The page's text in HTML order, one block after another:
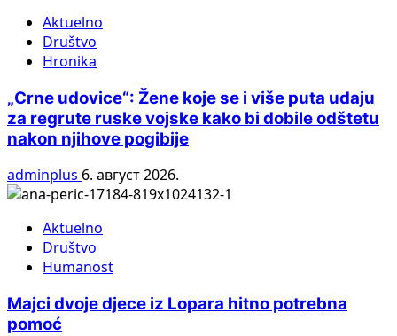
Aktuelno
Društvo
Hronika
„Crne udovice“: Žene koje se i više puta udaju
za regrute ruske vojske kako bi dobile odštetu
nakon njihove pogibije
adminplus 6. август 2026.
Aktuelno
Društvo
Humanost
Majci dvoje djece iz Lopara hitno potrebna
pomoć